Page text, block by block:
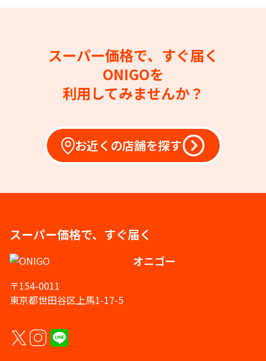
スーパー価格で、すぐ届く
ONIGOを
利用してみませんか？
お近くの店舗を探す
スーパー価格で、すぐ届く
オニゴー
〒154-0011
東京都世田谷区上馬1-17-5